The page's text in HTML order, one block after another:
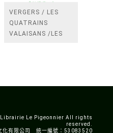
VERGERS / LES
QUATRAINS
VALAISANS /LES
Librairie Le Pigeonnier All rights
reserved.
化有限公司 統一編號：53083520